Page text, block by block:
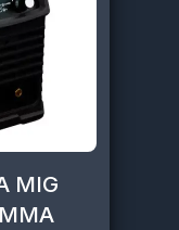
MIG